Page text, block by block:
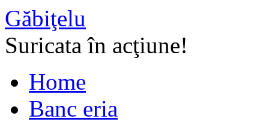
Găbiţelu
Suricata în acţiune!
Home
Banc eria